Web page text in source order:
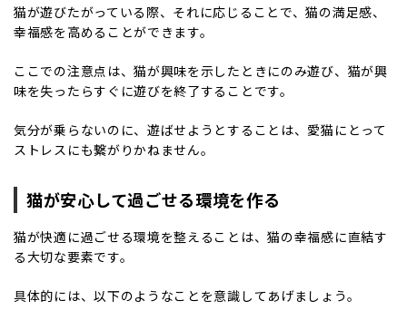
猫が遊びたがっている際、それに応じることで、猫の満足感、
幸福感を高めることができます。
ここでの注意点は、猫が興味を示したときにのみ遊び、猫が興
味を失ったらすぐに遊びを終了することです。
気分が乗らないのに、遊ばせようとすることは、愛猫にとって
ストレスにも繋がりかねません。
猫が安心して過ごせる環境を作る
猫が快適に過ごせる環境を整えることは、猫の幸福感に直結す
る大切な要素です。
具体的には、以下のようなことを意識してあげましょう。